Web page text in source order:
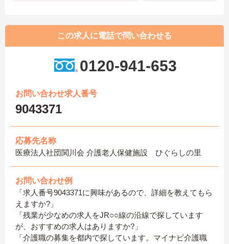
この求人に電話で問い合わせる
0120-941-653
お問い合わせ求人番号
9043371
応募先名称
医療法人社団関川会 介護老人保健施設 ひぐらしの里
お問い合わせ例
「求人番号9043371に興味があるので、詳細を教えてもら
えますか?」
「残業が少なめの求人をJR○○線の沿線で探しています
が、おすすめの求人はありますか?」
「介護職の募集を都内で探しています。マイナビ介護職